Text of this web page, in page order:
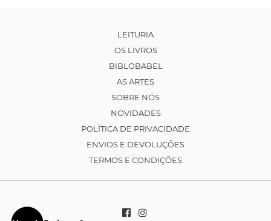
LEITURIA
OS LIVROS
BIBLOBABEL
AS ARTES
SOBRE NÓS
NOVIDADES
POLÍTICA DE PRIVACIDADE
ENVIOS E DEVOLUÇÕES
TERMOS E CONDIÇÕES